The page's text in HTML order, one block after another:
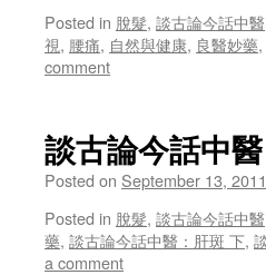
Posted in 脫髮, 談古論今話中醫
視, 腰痛, 自然與健康, 良醫妙藥,
comment
談古論今話中
Posted on September 13, 2011
Posted in 脫髮, 談古論今話中醫
藥, 談古論今話中醫：肝斑 下,
a comment